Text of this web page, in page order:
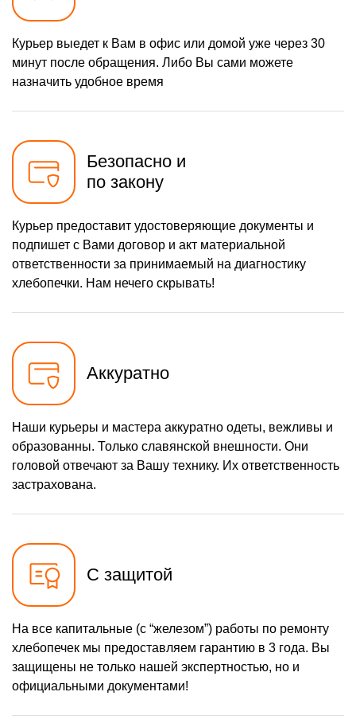
Курьер выедет к Вам в офис или домой уже через 30
минут после обращения. Либо Вы сами можете
назначить удобное время
Безопасно и
по закону
Курьер предоставит удостоверяющие документы и
подпишет с Вами договор и акт материальной
ответственности за принимаемый на диагностику
хлебопечки. Нам нечего скрывать!
Аккуратно
Наши курьеры и мастера аккуратно одеты, вежливы и
образованны. Только славянской внешности. Они
головой отвечают за Вашу технику. Их ответственность
застрахована.
С защитой
На все капитальные (с “железом”) работы по ремонту
хлебопечек мы предоставляем гарантию в 3 года. Вы
защищены не только нашей экспертностью, но и
официальными документами!